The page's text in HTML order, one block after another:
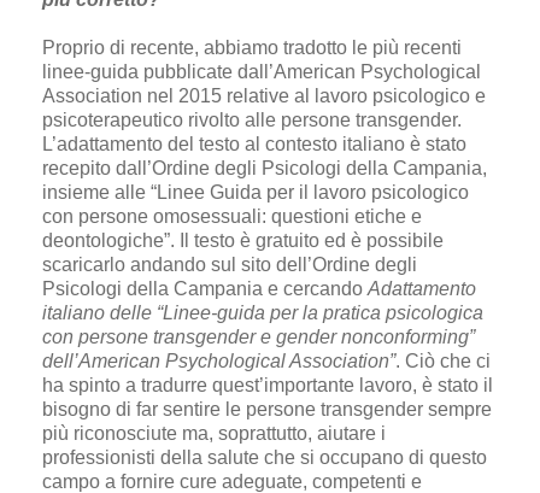
Proprio di recente, abbiamo tradotto le più recenti
linee-guida pubblicate dall’American Psychological
Association nel 2015 relative al lavoro psicologico e
psicoterapeutico rivolto alle persone transgender.
L’adattamento del testo al contesto italiano è stato
recepito dall’Ordine degli Psicologi della Campania,
insieme alle “Linee Guida per il lavoro psicologico
con persone omosessuali: questioni etiche e
deontologiche”. Il testo è gratuito ed è possibile
scaricarlo andando sul sito dell’Ordine degli
Psicologi della Campania e cercando Adattamento
italiano delle “Linee-guida per la pratica psicologica
con persone transgender e gender nonconforming”
dell’American Psychological Association”. Ciò che ci
ha spinto a tradurre quest’importante lavoro, è stato il
bisogno di far sentire le persone transgender sempre
più riconosciute ma, soprattutto, aiutare i
professionisti della salute che si occupano di questo
campo a fornire cure adeguate, competenti e